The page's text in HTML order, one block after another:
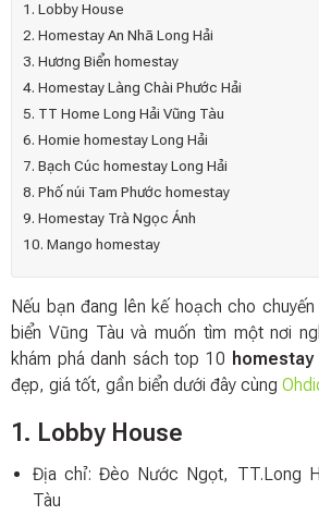
1. Lobby House
2. Homestay An Nhã Long Hải
3. Hương Biển homestay
4. Homestay Làng Chài Phước Hải
5. TT Home Long Hải Vũng Tàu
6. Homie homestay Long Hải
7. Bạch Cúc homestay Long Hải
8. Phố núi Tam Phước homestay
9. Homestay Trà Ngọc Ánh
10. Mango homestay
Nếu bạn đang lên kế hoạch cho
biển Vũng Tàu và muốn tìm một nơi
khám phá danh sách top 10
đẹp, giá tốt, gần biển dưới đây cùng
1. Lobby House
Địa chỉ: Đèo Nước Ngọt, TT.Long
Tàu